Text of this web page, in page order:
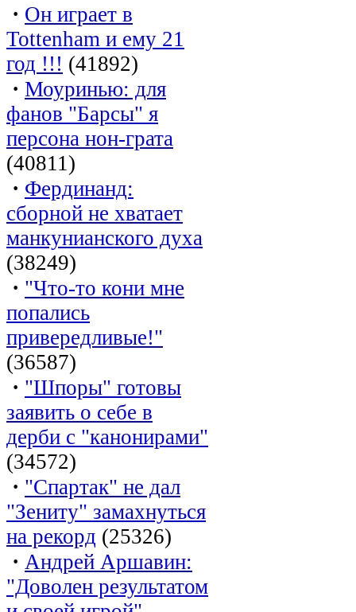
· Он играет в
Tottenham и ему 21
год !!! (41892)
· Моуринью: для
фанов "Барсы" я
персона нон-грата
(40811)
· Фердинанд:
сборной не хватает
манкунианского духа
(38249)
· "Что-то кони мне
попались
привередливые!"
(36587)
· "Шпоры" готовы
заявить о себе в
дерби с "канонирами"
(34572)
· "Спартак" не дал
"Зениту" замахнуться
на рекорд (25326)
· Андрей Аршавин:
"Доволен результатом